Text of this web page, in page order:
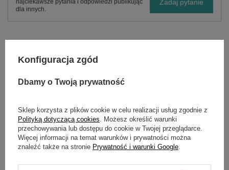
najciekawsze pytania i odpowiedzi publikując
dla innych.
Zadaj pytanie
Do prześwietlania winorośli i drzewek owocowych
Sekator bardzo poręczny dzięki wąskim ostrzom
Wykrawane i kształtowane na prasie stalowe rękojeści
Dostępne części zamienne
max średnica cięcia 25 mm
długość 230 mm
Konfiguracja zgód
Dbamy o Twoją prywatność
Sklep korzysta z plików cookie w celu realizacji usług zgodnie z
Polityką dotyczącą cookies . Możesz określić warunki
przechowywania lub dostępu do cookie w Twojej przeglądarce.
Więcej informacji na temat warunków i prywatności można
znaleźć także na stronie Prywatność i warunki Google